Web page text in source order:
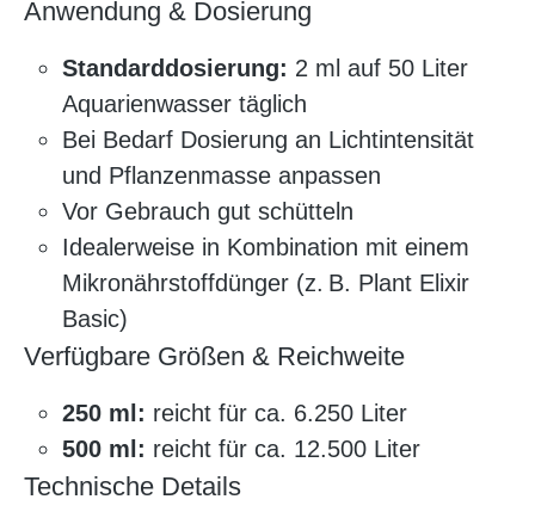
Anwendung & Dosierung
Standarddosierung: 2 ml auf 50 Liter
Aquarienwasser täglich
Bei Bedarf Dosierung an Lichtintensität
und Pflanzenmasse anpassen
Vor Gebrauch gut schütteln
Idealerweise in Kombination mit einem
Mikronährstoffdünger (z. B. Plant Elixir
Basic)
Verfügbare Größen & Reichweite
250 ml: reicht für ca. 6.250 Liter
500 ml: reicht für ca. 12.500 Liter
Technische Details